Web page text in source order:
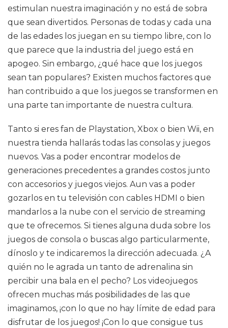
estimulan nuestra imaginación y no está de sobra
que sean divertidos. Personas de todas y cada una
de las edades los juegan en su tiempo libre, con lo
que parece que la industria del juego está en
apogeo. Sin embargo, ¿qué hace que los juegos
sean tan populares? Existen muchos factores que
han contribuido a que los juegos se transformen en
una parte tan importante de nuestra cultura.
Tanto si eres fan de Playstation, Xbox o bien Wii, en
nuestra tienda hallarás todas las consolas y juegos
nuevos. Vas a poder encontrar modelos de
generaciones precedentes a grandes costos junto
con accesorios y juegos viejos. Aun vas a poder
gozarlos en tu televisión con cables HDMI o bien
mandarlos a la nube con el servicio de streaming
que te ofrecemos. Si tienes alguna duda sobre los
juegos de consola o buscas algo particularmente,
dínoslo y te indicaremos la dirección adecuada. ¿A
quién no le agrada un tanto de adrenalina sin
percibir una bala en el pecho? Los videojuegos
ofrecen muchas más posibilidades de las que
imaginamos, ¡con lo que no hay límite de edad para
disfrutar de los juegos! ¡Con lo que consigue tus